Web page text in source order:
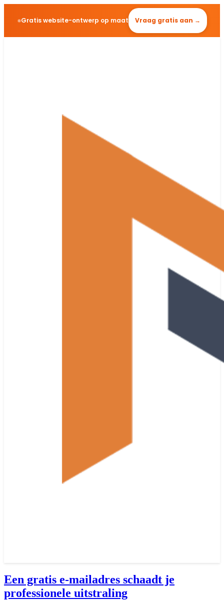
Gratis website-ontwerp op maat Vraag gratis aan →
Een gratis e-mailadres schaadt je
professionele uitstraling